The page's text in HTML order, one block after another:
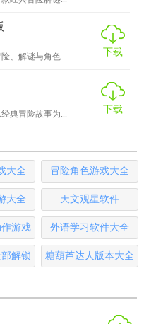
、解谜与角色...
下载
典冒险故事为...
下载
大全 冒险角色游戏大全
大全 天文观星软件
游戏
外语学习软件大全
解锁
糖葫芦达人版本大全